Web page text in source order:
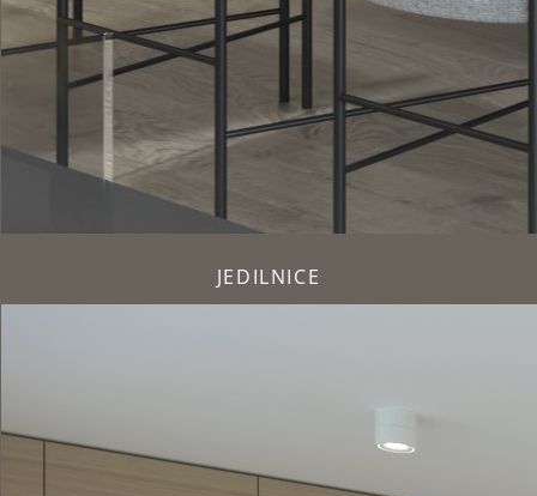
JEDILNICE